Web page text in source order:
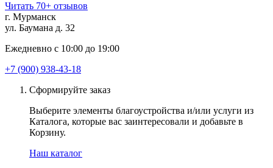
Читать 70+ отзывов
г. Мурманск
ул. Баумана д. 32
Ежедневно с 10:00 до 19:00
+7 (900) 938-43-18
Сформируйте заказ
Выберите элементы благоустройства и/или услуги из
Каталога, которые вас заинтересовали и добавьте в
Корзину.
Наш каталог